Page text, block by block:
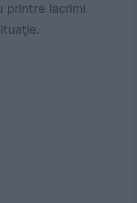
printre lacrimi